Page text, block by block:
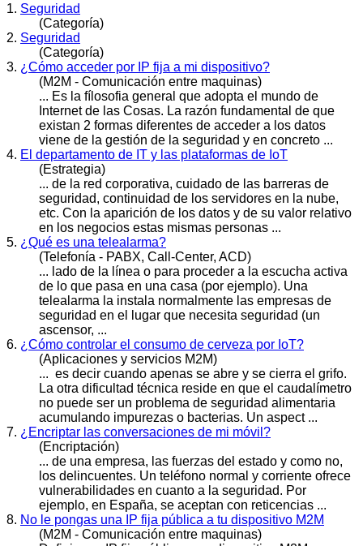
1. Seguridad
(Categoría)
2. Seguridad
(Categoría)
3. ¿Cómo acceder por IP fija a mi dispositivo?
(M2M - Comunicación entre maquinas)
... Es la fílosofia general que adopta el mundo de
Internet de las Cosas. La razón fundamental de que
existan 2 formas diferentes de acceder a los datos
viene de la gestión de la seguridad y en concreto ...
4. El departamento de IT y las plataformas de IoT
(Estrategia)
... de la red corporativa, cuidado de las barreras de
seguridad, continuidad de los servidores en la nube,
etc. Con la aparición de los datos y de su valor relativo
en los negocios estas mismas personas ...
5. ¿Qué es una telealarma?
(Telefonía - PABX, Call-Center, ACD)
... lado de la línea o para proceder a la escucha activa
de lo que pasa en una casa (por ejemplo). Una
telealarma la instala normalmente las empresas de
seguridad en el lugar que necesita seguridad (un
ascensor, ...
6. ¿Cómo controlar el consumo de cerveza por IoT?
(Aplicaciones y servicios M2M)
... es decir cuando apenas se abre y se cierra el grifo.
La otra dificultad técnica reside en que el caudalímetro
no puede ser un problema de seguridad alimentaria
acumulando impurezas o bacterias. Un aspect ...
7. ¿Encriptar las conversaciones de mi móvil?
(Encriptación)
... de una empresa, las fuerzas del estado y como no,
los delincuentes. Un teléfono normal y corriente ofrece
vulnerabilidades en cuanto a la seguridad. Por
ejemplo, en España, se aceptan con reticencias ...
8. No le pongas una IP fija pública a tu dispositivo M2M
(M2M - Comunicación entre maquinas)